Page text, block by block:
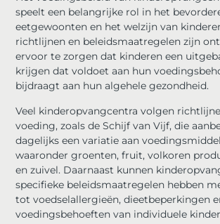
speelt een belangrijke rol in het
eetgewoonten en het welzijn van
richtlijnen en beleidsmaatregelen zijn
ervoor te zorgen dat kinderen een
krijgen dat voldoet aan hun
bijdraagt aan hun algehele gezondheid.
Veel kinderopvangcentra volgen
voeding, zoals de Schijf van Vijf, die
dagelijks een variatie aan
waaronder groenten, fruit, volkoren
en zuivel. Daarnaast kunnen
specifieke beleidsmaatregelen hebben
tot voedselallergieën, dieetbeperkingen
voedingsbehoeften van individuele